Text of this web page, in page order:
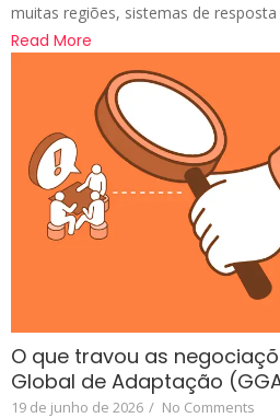
muitas regiões, sistemas de
Read More
O que travou as
Global de Adaptação
19 de junho de 2026 / No Comments